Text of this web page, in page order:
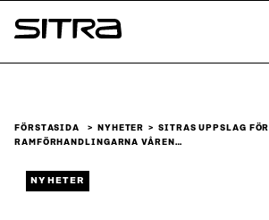
Skip to
content
Sitra
FÖRSTASIDA NYHETER
SITRAS UPPSLAG FÖR
RAMFÖRHANDLINGARNA VÅREN…
NYHETER